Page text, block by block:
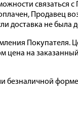
связаться с
Продавец
доставка не была
Покупателя.
цена на
безналичной